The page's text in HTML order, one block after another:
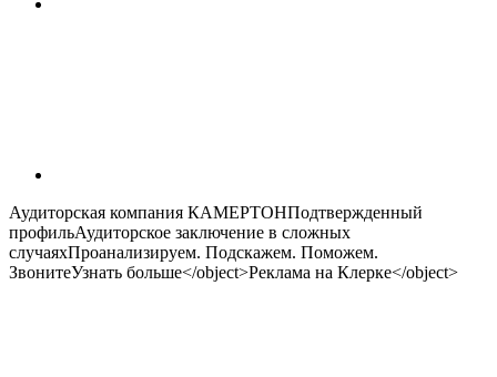
Аудиторская компания КАМЕРТОНПодтвержденный
профильАудиторское заключение в сложных
случаяхПроанализируем. Подскажем. Поможем.
ЗвонитеУзнать больше</object>Реклама на Клерке</object>